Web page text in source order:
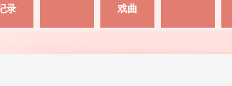
录
戏曲